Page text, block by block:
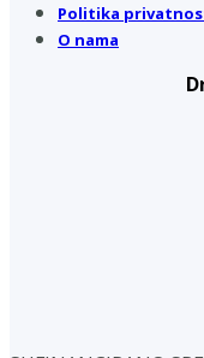
Politika
O nama